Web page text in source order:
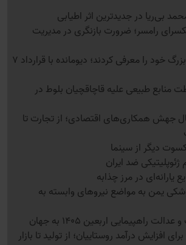
بی‌ریا در جدیدترین اثر اطیابی
رامسر؛ ضرورت بازنگری در مدیریت
کهکشانی‌ها شکار بزرگ خود را معرفی کردند؛ دیومانده با قرارداد 7
منابع طبیعی علیه قاچاقچیان بلوط در
جهش همکاری‌های اقتصادی؛ از تجارت تا
دیگر از سینما
ژئوپلیتیکی ضد ایران
یمن به مواضع نیروهای وابسته به
راهپیمایی اربعین 1405 به جهان
افزایش درآمد روستاییان؛ از تولید تا بازار